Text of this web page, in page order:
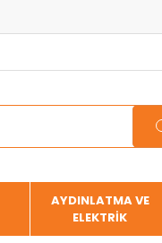
AYDINLATMA VE
ELEKTRİK